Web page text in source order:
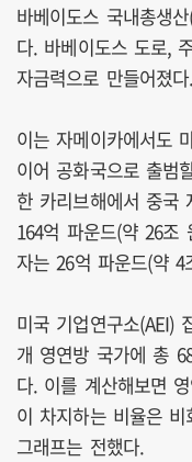
바베이도스 국내총생
다. 바베이도스 도로,
자금력으로 만들어졌다.
이는 자메이카에서도
이어 공화국으로 출범
한 카리브해에서 중국
164억 파운드(약 26
자는 26억 파운드(약
미국 기업연구소(AEI)
개 영연방 국가에 총
다. 이를 계산해보면
이 차지하는 비율은
그래프는 전했다.